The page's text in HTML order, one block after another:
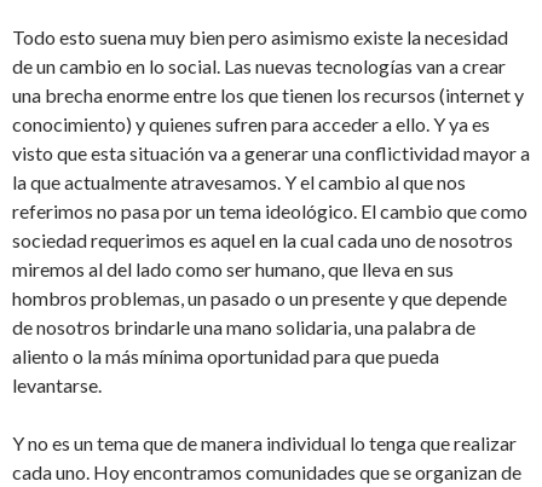
Todo esto suena muy bien pero asimismo existe la necesidad
de un cambio en lo social. Las nuevas tecnologías van a crear
una brecha enorme entre los que tienen los recursos (internet y
conocimiento) y quienes sufren para acceder a ello. Y ya es
visto que esta situación va a generar una conflictividad mayor a
la que actualmente atravesamos. Y el cambio al que nos
referimos no pasa por un tema ideológico. El cambio que como
sociedad requerimos es aquel en la cual cada uno de nosotros
miremos al del lado como ser humano, que lleva en sus
hombros problemas, un pasado o un presente y que depende
de nosotros brindarle una mano solidaria, una palabra de
aliento o la más mínima oportunidad para que pueda
levantarse.
Y no es un tema que de manera individual lo tenga que realizar
cada uno. Hoy encontramos comunidades que se organizan de